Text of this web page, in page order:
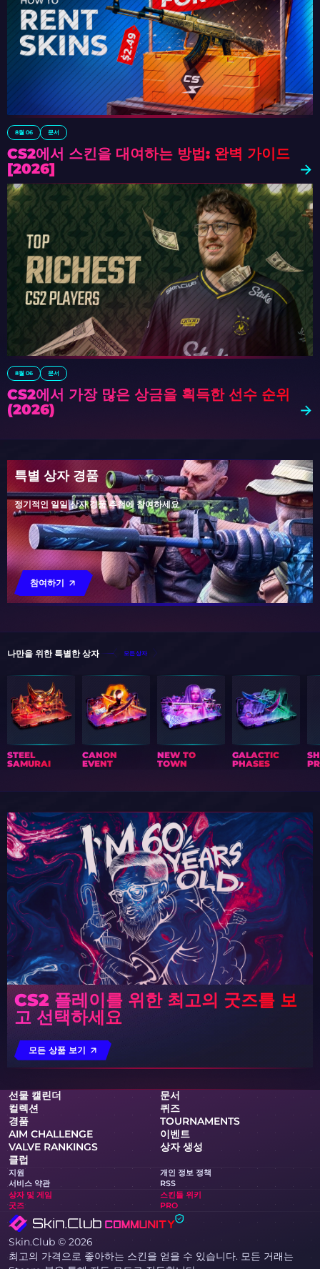
8월 06 문서
CS2에서 스킨을 대여하는 방법: 완벽 가이드
[2026]
8월 06 문서
CS2에서 가장 많은 상금을 획득한 선수 순위
(2026)
특별 상자 경품
정기적인 일일 상자 경품 추첨에 참여하세요
참여하기
나만을 위한 특별한 상자 모든 상자
STEEL
SAMURAI
CANON
EVENT
NEW TO
TOWN
GALACTIC
PHASES
CS2 플레이를 위한 최고의 굿즈를 보
고 선택하세요
모든 상품 보기
선물 캘린더
문서
컬렉션
퀴즈
경품
TOURNAMENTS
AIM CHALLENGE
이벤트
VALVE RANKINGS
상자 생성
클럽
지원
개인 정보 정책
서비스 약관
RSS
상자 및 게임
스킨들 위키
굿즈
PRO
Skin.Club © 2026
최고의 가격으로 좋아하는 스킨을 얻을 수 있습니다. 모든 거래는